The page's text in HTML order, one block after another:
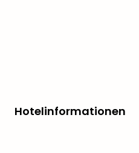
Hotelinformationen